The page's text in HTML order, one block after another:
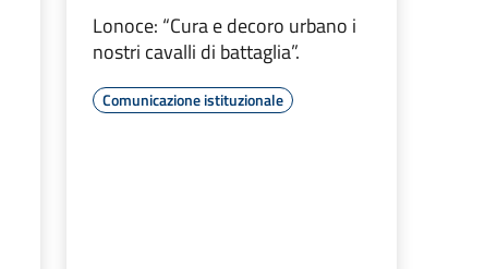
Lonoce: “Cura e decoro urbano i
nostri cavalli di battaglia”.
Comunicazione istituzionale